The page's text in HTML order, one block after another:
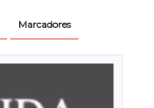
Marcadores